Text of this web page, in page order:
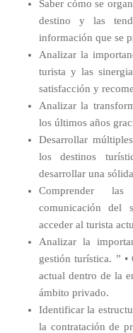
Saber cómo se
destino y las
información que se
Analizar la
turista y las
satisfacción y
Analizar la
los últimos años
Desarrollar
los destinos
desarrollar una
Comprender
comunicación del
acceder al turista
Analizar la
gestión turística. ”
actual dentro de la
ámbito privado.
Identificar la
la contratación de